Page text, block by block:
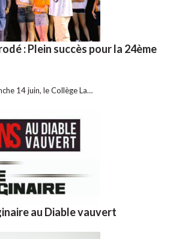
: Plein succès pour la 24ème
14 juin, le Collège La…
au Diable vauvert